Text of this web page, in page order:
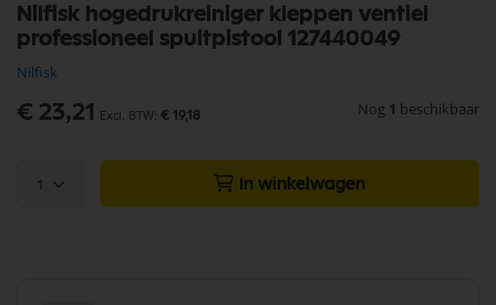
Nilfisk hogedrukreiniger kleppen ventiel
professioneel spuitpistool 127440049
Nilfisk
€ 23,21 € 19,18 Nog 1 beschikbaar
1 In winkelwagen
naar
het
van
de
afbeeldingen-